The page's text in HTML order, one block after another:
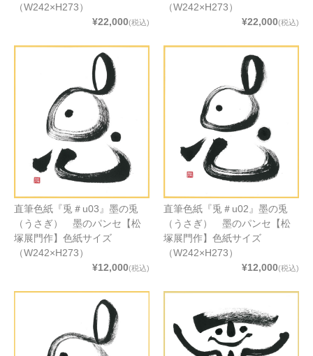
（W242×H273）
¥22,000(税込)
（W242×H273）
¥22,000(税込)
直筆色紙『兎＃u03』墨の兎
（うさぎ） 墨のパンセ【松
塚展門作】色紙サイズ
（W242×H273）
¥12,000(税込)
直筆色紙『兎＃u02』墨の兎
（うさぎ） 墨のパンセ【松
塚展門作】色紙サイズ
（W242×H273）
¥12,000(税込)